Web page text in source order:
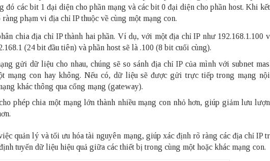
đó các bit 1 đại diện cho phần mạng và các bit 0 đại diện cho phần host. Khi
phạm vi địa chỉ IP thuộc về cùng một mạng con.
chia địa chỉ IP thành hai phần. Ví dụ, với một địa chỉ IP như 192.168.1.100
(24 bit đầu tiên) và phần host sẽ là .100 (8 bit cuối cùng).
gửi dữ liệu cho nhau, chúng sẽ so sánh địa chỉ IP của mình với subnet
mạng con hay không. Nếu có, dữ liệu sẽ được gửi trực tiếp trong mạng nội
khác thông qua cổng mạng (gateway).
phép chia một mạng lớn thành nhiều mạng con nhỏ hơn, giúp giảm lưu
quản lý và tối ưu hóa tài nguyên mạng, giúp xác định rõ ràng các địa chỉ IP
tuyến dữ liệu hiệu quả giữa các thiết bị trong cùng một hoặc khác mạng con.